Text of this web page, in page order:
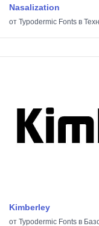
Nasalization
от Typodermic Fontsв
Kimberley
от Typodermic Fontsв